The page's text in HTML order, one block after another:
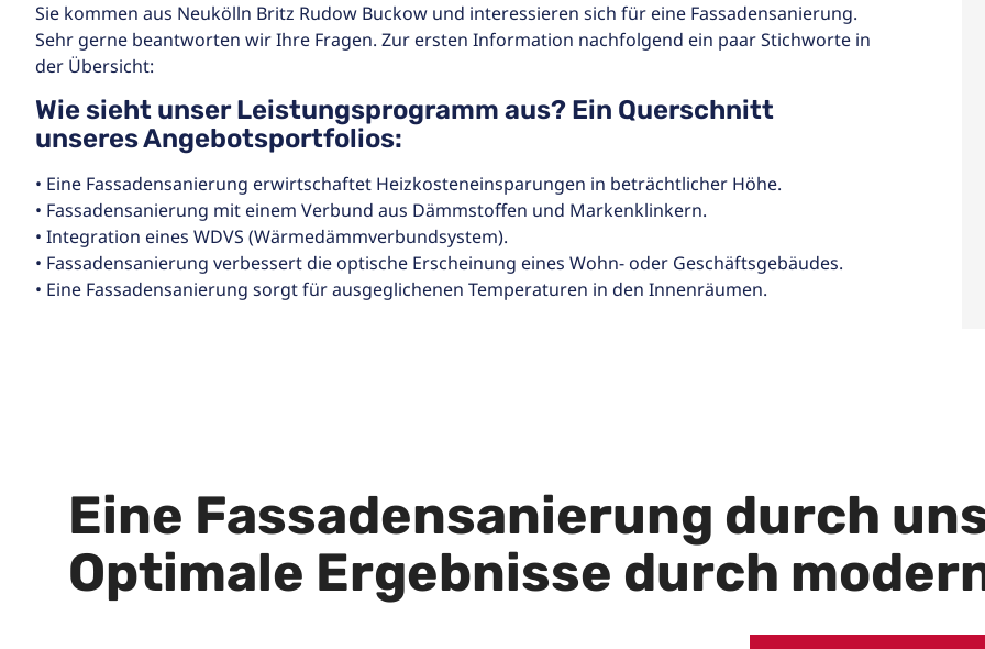
Sie kommen aus Neukölln Britz Rudow Buckow und interessieren sich für eine Fassadensanierung.
Sehr gerne beantworten wir Ihre Fragen. Zur ersten Information nachfolgend ein paar Stichworte in
der Übersicht:
Wie sieht unser Leistungsprogramm aus? Ein Querschnitt
unseres Angebotsportfolios:
• Eine Fassadensanierung erwirtschaftet Heizkosteneinsparungen in beträchtlicher Höhe.
• Fassadensanierung mit einem Verbund aus Dämmstoffen und Markenklinkern.
• Integration eines WDVS (Wärmedämmverbundsystem).
• Fassadensanierung verbessert die optische Erscheinung eines Wohn- oder Geschäftsgebäudes.
• Eine Fassadensanierung sorgt für ausgeglichenen Temperaturen in den Innenräumen.
Eine Fassadensanierung durch
Optimale Ergebnisse durch